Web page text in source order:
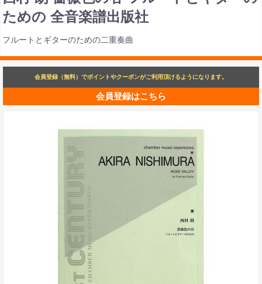
ための 全音楽譜出版社
フルートとギターのための二重奏曲
会員登録（無料）でポイントやクーポンがご利用頂けるようになります。
会員登録はこちら